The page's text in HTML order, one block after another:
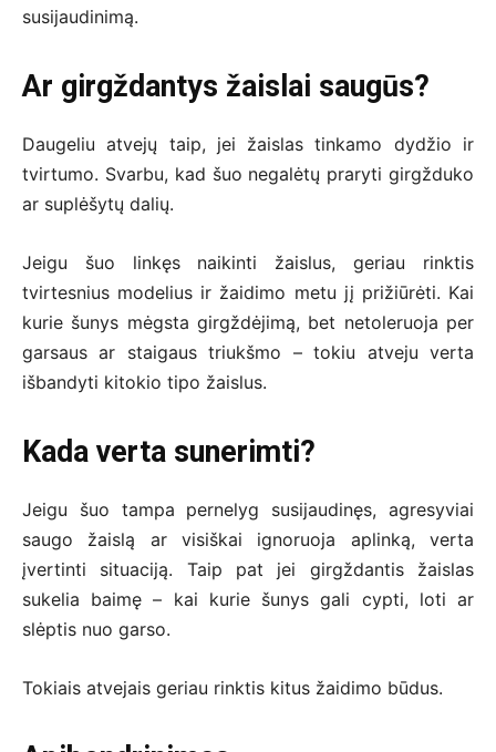
susijaudinimą.
Ar girgždantys žaislai saugūs?
Daugeliu atvejų taip, jei žaislas tinkamo dydžio ir
tvirtumo. Svarbu, kad šuo negalėtų praryti girgžduko
ar suplėšytų dalių.
Jeigu šuo linkęs naikinti žaislus, geriau rinktis
tvirtesnius modelius ir žaidimo metu jį prižiūrėti. Kai
kurie šunys mėgsta girgždėjimą, bet netoleruoja per
garsaus ar staigaus triukšmo – tokiu atveju verta
išbandyti kitokio tipo žaislus.
Kada verta sunerimti?
Jeigu šuo tampa pernelyg susijaudinęs, agresyviai
saugo žaislą ar visiškai ignoruoja aplinką, verta
įvertinti situaciją. Taip pat jei girgždantis žaislas
sukelia baimę – kai kurie šunys gali cypti, loti ar
slėptis nuo garso.
Tokiais atvejais geriau rinktis kitus žaidimo būdus.